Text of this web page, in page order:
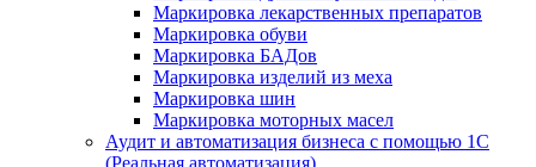
Маркировка лекарственных препаратов
Маркировка обуви
Маркировка БАДов
Маркировка изделий из меха
Маркировка шин
Маркировка моторных масел
Аудит и автоматизация бизнеса с помощью 1С
(Реальная автоматизация)